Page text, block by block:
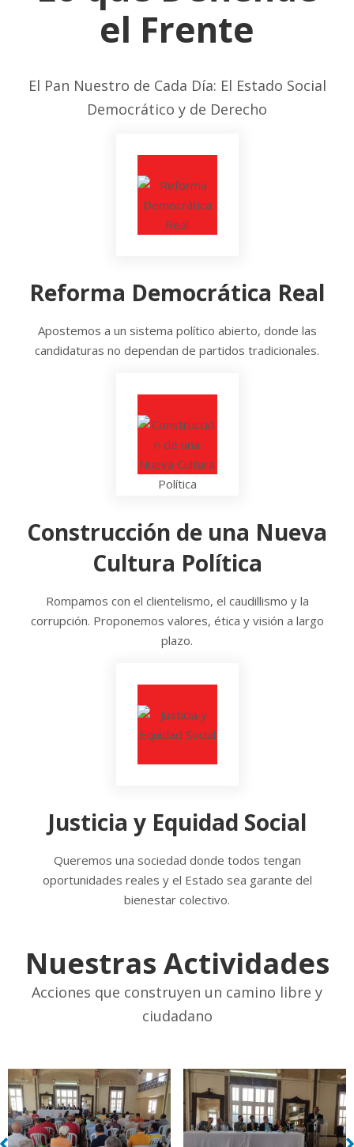
el Frente
El Pan Nuestro de Cada Día: El Estado Social
Democrático y de Derecho
Reforma Democrática Real
Apostemos a un sistema político abierto, donde las
candidaturas no dependan de partidos tradicionales.
Construcción de una Nueva
Cultura Política
Rompamos con el clientelismo, el caudillismo y la
corrupción. Proponemos valores, ética y visión a largo
plazo.
Justicia y Equidad Social
Queremos una sociedad donde todos tengan
oportunidades reales y el Estado sea garante del
bienestar colectivo.
Nuestras Actividades
Acciones que construyen un camino libre y
ciudadano
Sin leyenda Sin leyenda